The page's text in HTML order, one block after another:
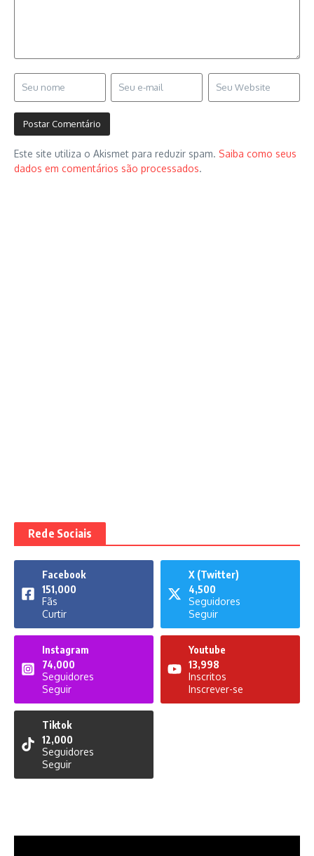
Este site utiliza o Akismet para reduzir spam. Saiba como seus
dados em comentários são processados.
Rede Sociais
Facebook
151,000
Fãs
Curtir
X (Twitter)
4,500
Seguidores
Seguir
Instagram
74,000
Seguidores
Seguir
Youtube
13,998
Inscritos
Inscrever-se
Tiktok
12,000
Seguidores
Seguir